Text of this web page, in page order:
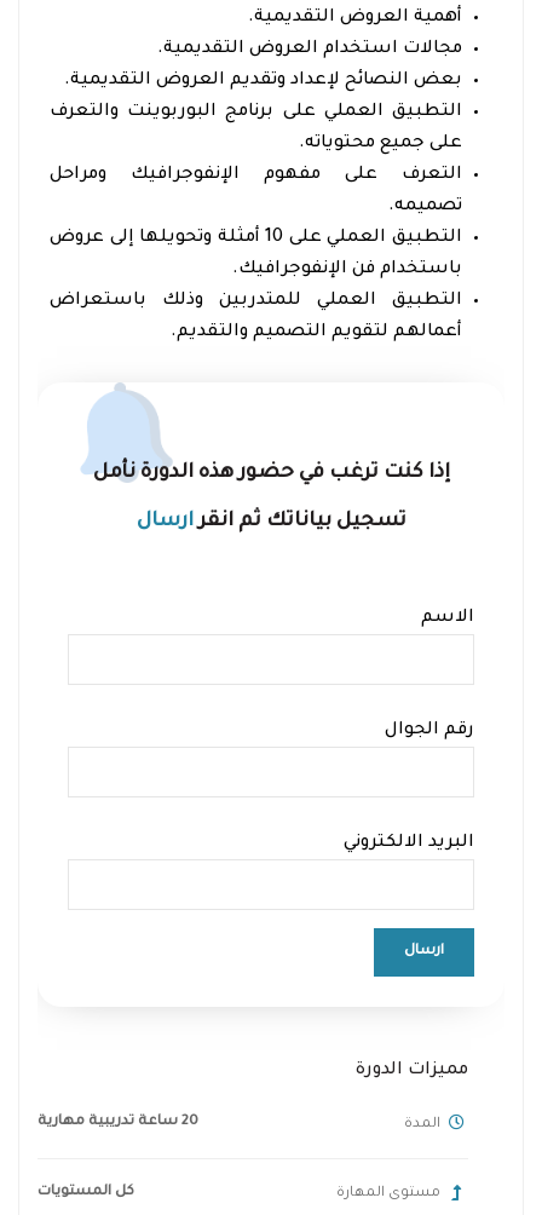
أهمية العروض التقديمية.
مجالات استخدام العروض التقديمية.
بعض النصائح لإعداد وتقديم العروض التقديمية.
التطبيق العملي على برنامج البوربوينت والتعرف
على جميع محتوياته.
التعرف على مفهوم الإنفوجرافيك ومراحل
تصميمه.
التطبيق العملي على 10 أمثلة وتحويلها إلى عروض
باستخدام فن الإنفوجرافيك.
التطبيق العملي للمتدربين وذلك باستعراض
أعمالهم لتقويم التصميم والتقديم.
إذا كنت ترغب في حضور هذه الدورة نأمل
تسجيل بياناتك ثم انقرارسال
الاسم
رقم الجوال
البريد الالكتروني
مميزات الدورة
المدة 20 ساعة تدريبية مهارية
مستوى المهارة كل المستويات